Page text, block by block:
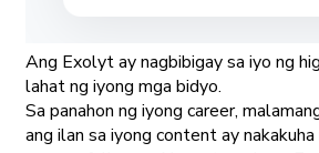
Ang Exolyt ay nagbibigay sa iyo ng
lahat ng iyong mga bidyo.
Sa panahon ng iyong career,
ang ilan sa iyong content ay